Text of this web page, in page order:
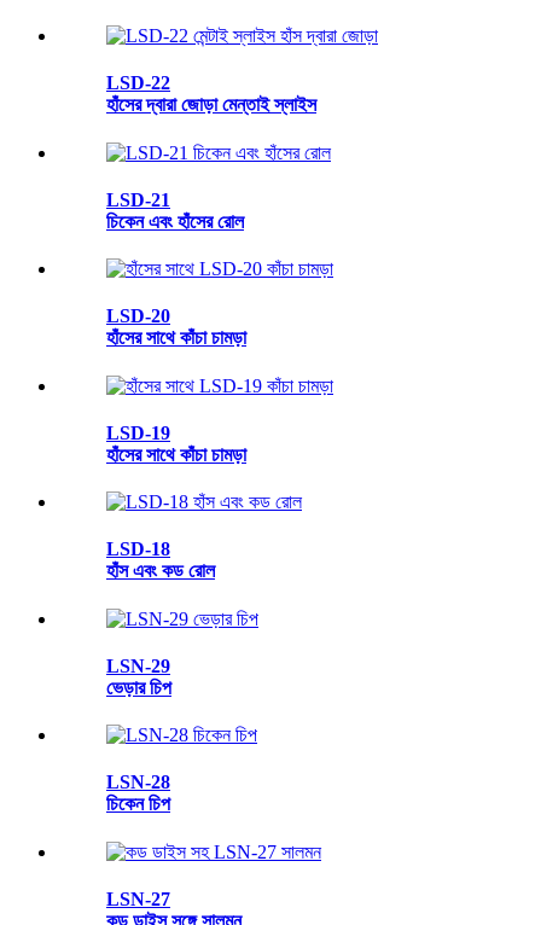
LSD-22
হাঁসের দ্বারা জোড়া মেন্তাই স্লাইস
LSD-21
চিকেন এবং হাঁসের রোল
LSD-20
হাঁসের সাথে কাঁচা চামড়া
LSD-19
হাঁসের সাথে কাঁচা চামড়া
LSD-18
হাঁস এবং কড রোল
LSN-29
ভেড়ার চিপ
LSN-28
চিকেন চিপ
LSN-27
কড ডাইস সঙ্গে সালমন